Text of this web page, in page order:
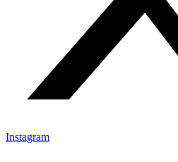
Instagram